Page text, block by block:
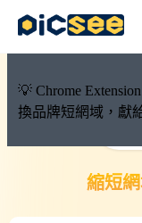
💡 Chrome
換品牌短網域，獻
🚀
縮短